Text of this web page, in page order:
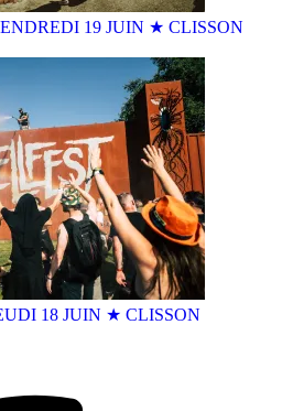
19 JUIN ★ CLISSON
18 JUIN ★ CLISSON